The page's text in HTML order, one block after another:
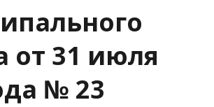
от 31 июля
№ 23